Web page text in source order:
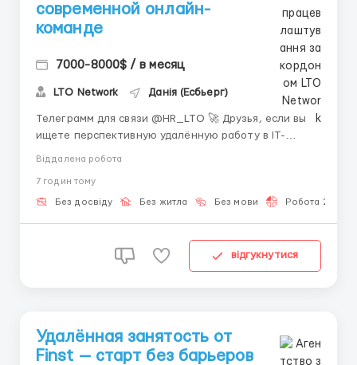
современной онлайн-
команде
7000-8000$ / в месяц
LTO Network Данія (Есбьерг)
Телеграмм для связи @HR_LTO 🚀 Друзья, если вы
ищете перспективную удалённую работу в IT-
сфере, то эта вакансия именно для вас! Компания
позицию Младшего специалиста поддержки Web3 /
Ассистента проектов. Полностью удалённая
Віддалена робота
7 годин тому
Без досвіду Без житла Без мови Робота 2-3
відгукнутися
Удалённая занятость от
Finst — старт без барьеров